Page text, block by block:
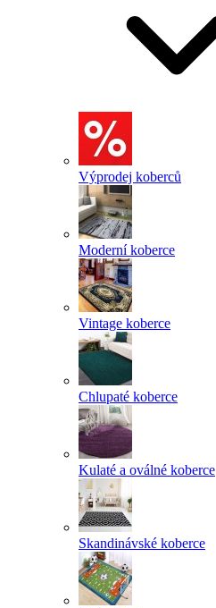
Výprodej koberců
Moderní koberce
Vintage koberce
Chlupaté koberce
Kulaté a oválné koberce
Skandinávské koberce